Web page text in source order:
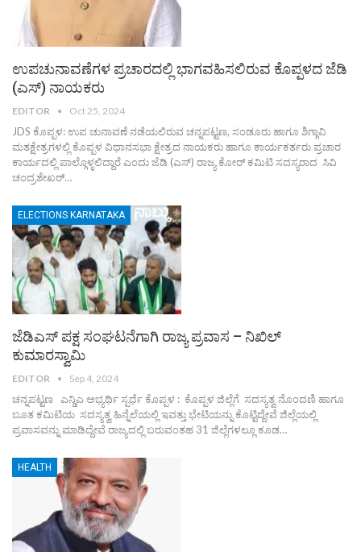
ಉಪಚುನಾವಣೆಗಳ ಪ್ರಚಾರದಲ್ಲಿ ಭಾಗವಹಿಸಲಿರುವ ಕೊಪ್ಪಳದ ಜೆಡಿ
(ಎಸ್) ನಾಯಕರು
EDITOR Oct 25, 2024
JDS ಕೊಪ್ಪಳ: ಉಪ ಚುನಾವಣೆ ನಡೆಯಲಿರುವ ಚನ್ನಪಟ್ಟಣ, ಸಂಡೂರು ಹಾಗೂ ಶಿಗ್ಗಾವಿ
ಮತಕ್ಷೇತ್ರಗಳಲ್ಲಿ ಕೊಪ್ಪಳ ವಿಧಾನಸಭಾ ಕ್ಷೇತ್ರದ ನಾಯಕರು ಹಾಗೂ ಕಾರ್ಯಕರ್ತರು ಪ್ರಚಾರ
ಕಾರ್ಯದಲ್ಲಿ ಪಾಲ್ಗೊಳ್ಳಲಿದ್ದಾರೆ ಎಂದು ಜೆಡಿ (ಎಸ್) ರಾಜ್ಯ ಕೋರ್ ಕಮಿಟಿ ಸದಸ್ಯರಾದ ಸಿವಿ
ಚಂದ್ರಶೇಖರ್…
ELECTIONS KARNATAKA
ಜೆಡಿಎಸ್ ಪಕ್ಷ ಸಂಘಟನೆಗಾಗಿ ರಾಜ್ಯ ಪ್ರವಾಸ – ನಿಖಿಲ್
ಕುಮಾರಸ್ವಾಮಿ
EDITOR Sep 4, 2024
ಚನ್ನಪಟ್ಟಣ ಎನ್ಡಿಎ ಅಭ್ಯರ್ಥಿ ಸ್ಪರ್ಧೆ ಕೊಪ್ಪಳ : ಕೊಪ್ಪಳ ಜಿಲ್ಲೆಗೆ ಸದಸ್ಯತ್ವ ನೊಂದಣಿ ಹಾಗೂ
ಬೂತ ಕಮಿಟಿಯ ಸದಸ್ಯತ್ವ ಹಿನ್ನೆಲೆಯಲ್ಲಿ ಇವತ್ತು ಭೇಟಿಯನ್ನು ಕೊಟ್ಟಿದ್ದೇವೆ ಜಿಲ್ಲೆಯಲ್ಲಿ
ಪ್ರವಾಸವನ್ನು ಮಾಡಿದ್ದೇವೆ ರಾಜ್ಯದಲ್ಲಿ ಬರುವಂತಹ 31 ಜಿಲ್ಲೆಗಳಲ್ಲೂ ಕೂಡ…
HEALTH